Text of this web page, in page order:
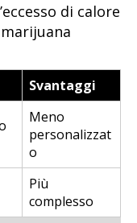
di calore
Svantaggi
Meno
personalizzat
o
Più
complesso